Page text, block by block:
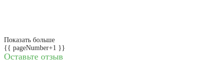
Показать больше
{{ pageNumber+1 }}
Оставьте отзыв